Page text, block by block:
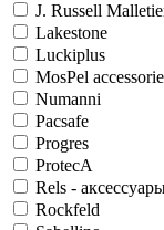
J. Russell
Lakestone
Luckiplus
MosPel
Numanni
Pacsafe
Progres
ProtecA
Rels -
Rockfeld